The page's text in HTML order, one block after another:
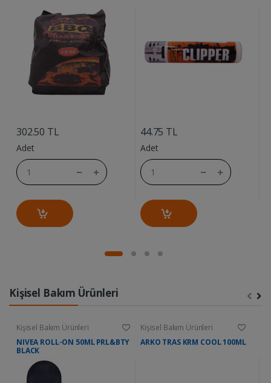
302.50 TL
Adet
44.75 TL
Adet
Kişisel Bakım Ürünleri
Kişisel Bakım Ürünleri
NIVEA ROLL-ON 50ML PRL&BTY
BLACK
Kişisel Bakım Ürünleri
ARKO TRAS KRM COOL 100ML